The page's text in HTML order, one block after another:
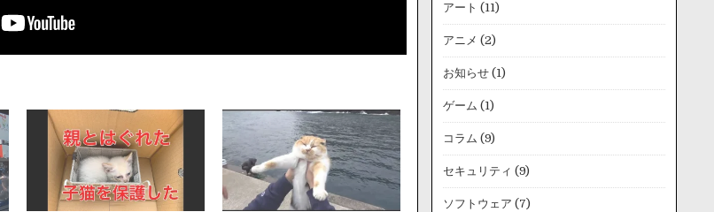
アート (11)
アニメ (2)
お知らせ(1)
ゲーム (1)
コラム (9)
セキュリティ (9)
ソフトウェア (7)